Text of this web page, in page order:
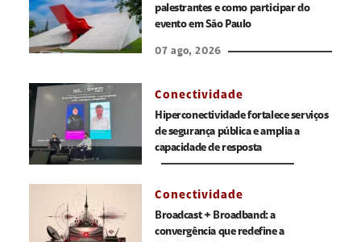
palestrantes e como participar do
evento em São Paulo
07 ago, 2026
Conectividade
Hiperconectividade fortalece serviços
de segurança pública e amplia a
capacidade de resposta
Conectividade
Broadcast + Broadband: a
convergência que redefine a